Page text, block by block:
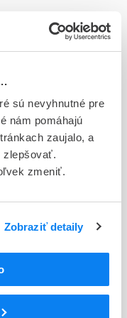
sú nevyhnutné pre
nám pomáhajú
zaujalo, a
zlepšovať.
zmeniť.
Zobraziť detaily